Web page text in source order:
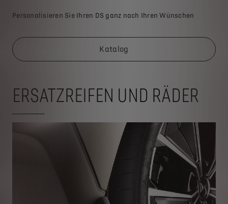
Personalisieren Sie Ihren DS ganz nach Ihren Wünschen
Katalog
ERSATZREIFEN UND RÄDER